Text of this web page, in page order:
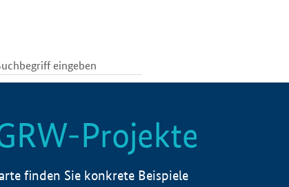
Projekte
finden Sie konkrete Beispiele